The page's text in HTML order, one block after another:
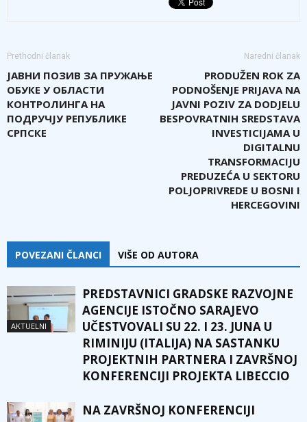
Prethodni članak
ЈАВНИ ПОЗИВ ЗА ПРУЖАЊЕ
ОБУКЕ У ОБЛАСТИ
КОНТРОЛИНГА НА
ПОДРУЧЈУ РЕПУБЛИКЕ
СРПСКЕ
Naredni članak
PRODUŽEN ROK ZA
PODNOŠENJE PRIJAVA NA
JAVNI POZIV ZA DODJELU
BESPOVRATNIH SREDSTAVA
INVESTICIJAMA U
DIGITALNU
TRANSFORMACIJU
PREDUZEĆA U SEKTORU
POLJOPRIVREDE U BOSNI I
HERCEGOVINI
POVEZANI ČLANCI VIŠE OD AUTORA
AKTUELNI
PREDSTAVNICI GRADSKE RAZVOJNE
AGENCIJE ISTOČNO SARAJEVO
UČESTVOVALI SU 22. I 23. JUNA U
RIMINIJU (ITALIJA) NA SASTANKU
PROJEKTNIH PARTNERA I ZAVRŠNOJ
KONFERENCIJI PROJEKTA LIBECCIO
NA ZAVRŠNOJ KONFERENCIJI